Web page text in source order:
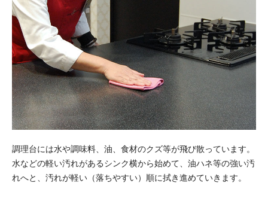
調理台には水や調味料、油、食材のクズ等が飛び散っています。
水などの軽い汚れがあるシンク横から始めて、油ハネ等の強い汚
れへと、汚れが軽い（落ちやすい）順に拭き進めていきます。